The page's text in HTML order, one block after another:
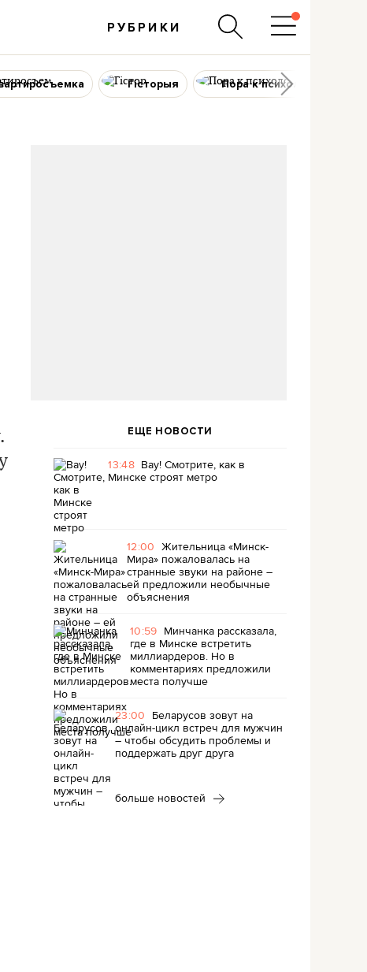
РУБРИКИ
Гісторыя Пора к психологу
ЕЩЕ НОВОСТИ
13:48 Вау! Смотрите, как в
Минске строят метро
12:00 Жительница «Минск-
Мира» пожаловалась на
странные звуки на районе –
ей предложили необычные
объяснения
10:59 Минчанка рассказала,
где в Минске встретить
миллиардеров. Но в
комментариях предложили
места получше
23:00 Беларусов зовут на
онлайн-цикл встреч для мужчин
– чтобы обсудить проблемы и
поддержать друг друга
больше новостей